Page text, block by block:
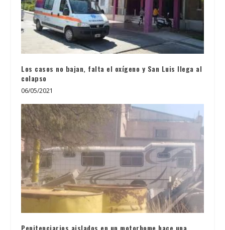
Los casos no bajan, falta el oxígeno y San Luis llega al
colapso
06/05/2021